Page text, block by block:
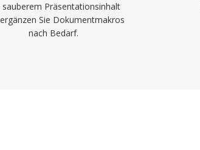
Präsentationsinhalt
Sie Dokumentmakros
nach Bedarf.